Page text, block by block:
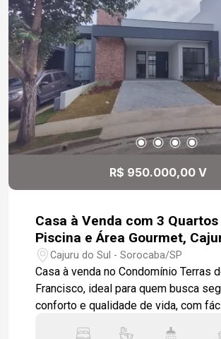
R$ 950.000,00 V
Casa à Venda com 3 Quartos (1 suíte),
Piscina e Área Gourmet,
Sorocaba/SP
Cajuru do Sul - Sorocaba/SP
Casa à venda no Condomínio Terras
Francisco, ideal para quem busca
conforto e qualidade de vida, com